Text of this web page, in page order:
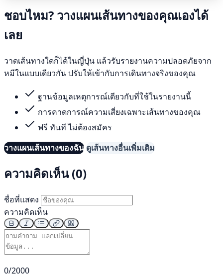
ชอบไหม? วางแผนเส้นทางของคุณเองได้
เลย
วาดเส้นทางใดก็ได้ในญี่ปุ่น แล้วรับรายงานความปลอดภัยจาก
หมีในแบบเดียวกัน ปรับให้เข้ากับการเดินทางจริงของคุณ
ฐานข้อมูลเหตุการณ์เดียวกับที่ใช้ในรายงานนี้
การคาดการณ์ความเสี่ยงเฉพาะเส้นทางของคุณ
ฟรี ทันที ไม่ต้องสมัคร
วางแผนเส้นทางของฉัน ดูเส้นทางอื่นเพิ่มเติม
ความคิดเห็น (0)
ชื่อที่แสดง
ความคิดเห็น
0/2000